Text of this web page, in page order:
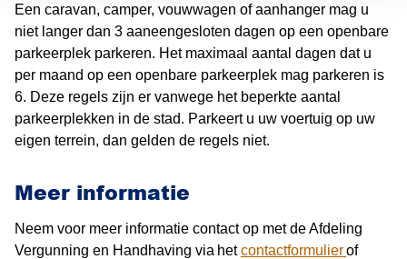
Een caravan, camper, vouwwagen of aanhanger mag u
niet langer dan 3 aaneengesloten dagen op een openbare
parkeerplek parkeren. Het maximaal aantal dagen dat u
per maand op een openbare parkeerplek mag parkeren is
6. Deze regels zijn er vanwege het beperkte aantal
parkeerplekken in de stad. Parkeert u uw voertuig op uw
eigen terrein, dan gelden de regels niet.
Meer informatie
Neem voor meer informatie contact op met de Afdeling
Vergunning en Handhaving via hetcontactformulierof